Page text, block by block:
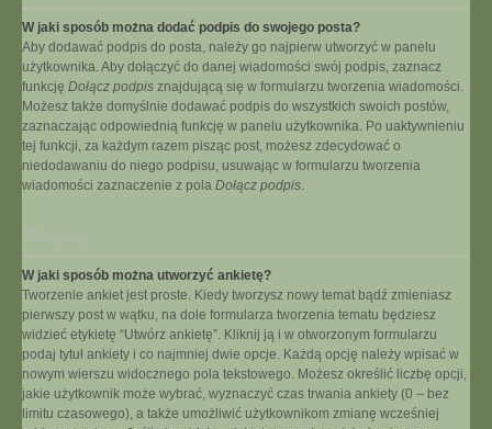
W jaki sposób można dodać podpis do swojego posta?
Aby dodawać podpis do posta, należy go najpierw utworzyć w panelu
użytkownika. Aby dołączyć do danej wiadomości swój podpis, zaznacz
funkcję Dołącz podpis znajdującą się w formularzu tworzenia wiadomości.
Możesz także domyślnie dodawać podpis do wszystkich swoich postów,
zaznaczając odpowiednią funkcję w panelu użytkownika. Po uaktywnieniu
tej funkcji, za każdym razem pisząc post, możesz zdecydować o
niedodawaniu do niego podpisu, usuwając w formularzu tworzenia
wiadomości zaznaczenie z pola Dołącz podpis.
Na górę
W jaki sposób można utworzyć ankietę?
Tworzenie ankiet jest proste. Kiedy tworzysz nowy temat bądź zmieniasz
pierwszy post w wątku, na dole formularza tworzenia tematu będziesz
widzieć etykietę “Utwórz ankietę”. Kliknij ją i w otworzonym formularzu
podaj tytuł ankiety i co najmniej dwie opcje. Każdą opcję należy wpisać w
nowym wierszu widocznego pola tekstowego. Możesz określić liczbę opcji,
jakie użytkownik może wybrać, wyznaczyć czas trwania ankiety (0 – bez
limitu czasowego), a także umożliwić użytkownikom zmianę wcześniej